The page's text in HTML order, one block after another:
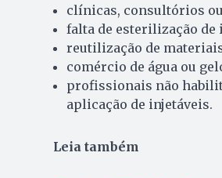
clínicas, consultórios
falta de esterilização
reutilização de
comércio de água ou
profissionais não
aplicação de injetáveis.
Leia também